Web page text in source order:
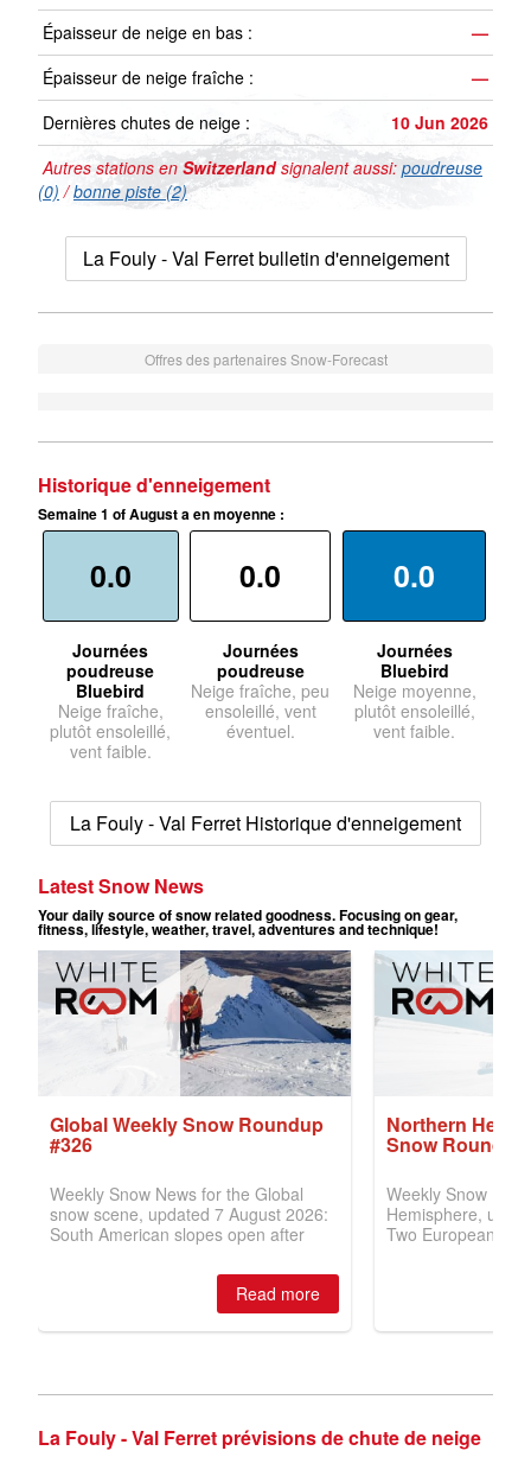
Épaisseur de neige en bas :
—
Épaisseur de neige fraîche :
—
Dernières chutes de neige :
10 Jun 2026
Autres stations en Switzerlandsignalent aussi: poudreuse
(0) /bonne piste (2)
La Fouly - Val Ferret bulletin d'enneigement
Offres des partenaires Snow-Forecast
Historique d'enneigement
Semaine 1 of August a en moyenne :
0.0
Journées
poudreuse
Bluebird
Neige fraîche,
plutôt ensoleillé,
vent faible.
0.0
Journées
poudreuse
Neige fraîche, peu
ensoleillé, vent
éventuel.
0.0
Journées
Bluebird
Neige moyenne,
plutôt ensoleillé,
vent faible.
La Fouly - Val Ferret Historique d'enneigement
La Fouly - Val Ferret prévisions de chute de neige